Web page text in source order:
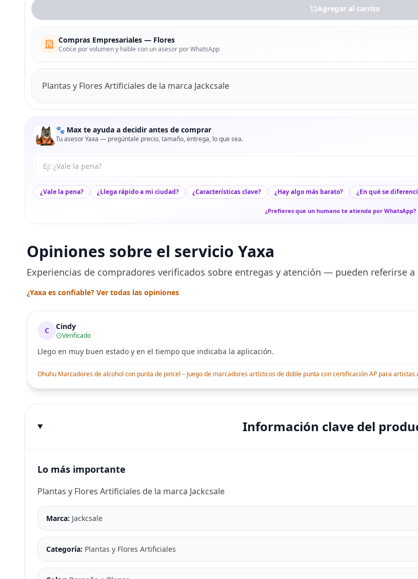
Agregar al carrito
Compras Empresariales — Flores
Cotice por volumen y hable con un asesor por WhatsApp
Plantas y Flores Artificiales de la marca Jackcsale
🐾 Max te ayuda a decidir antes de comprar
Tu asesor Yaxa — pregúntale precio, tamaño, entrega, lo que sea.
Tu pregunta a Max
¿Vale la pena? ¿Llega rápido a mi ciudad? ¿Características clave? ¿Hay algo más barato? ¿En qué se
¿Prefieres que un humano te atienda por WhatsApp?
Opiniones sobre el servicio Yaxa
Experiencias de compradores verificados sobre entregas y atención — pueden referirse
¿Yaxa es confiable? Ver todas las opiniones
C Cindy
Verificado
Llego en muy buen estado y en el tiempo que indicaba la aplicación.
Ohuhu Marcadores de alcohol con punta de pincel – Juego de marcadores artísticos de doble punta con certificación AP para artistas
Información clave del
Lo más importante
Plantas y Flores Artificiales de la marca Jackcsale
Marca: Jackcsale
Categoría: Plantas y Flores Artificiales